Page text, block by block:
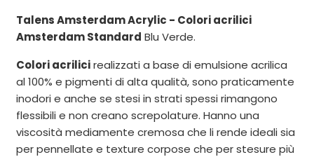
Talens Amsterdam Acrylic - Colori acrilici
Amsterdam Standard Blu Verde.
Colori acrilicirealizzati a base di emulsione acrilica
al 100% e pigmenti di alta qualità, sono praticamente
inodori e anche se stesi in strati spessi rimangono
flessibili e non creano screpolature. Hanno una
viscosità mediamente cremosa che li rende ideali sia
per pennellate e texture corpose che per stesure più